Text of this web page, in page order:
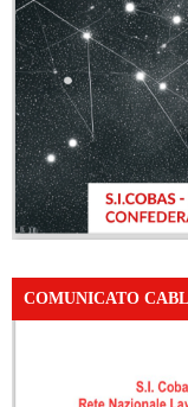
COMUNICATO